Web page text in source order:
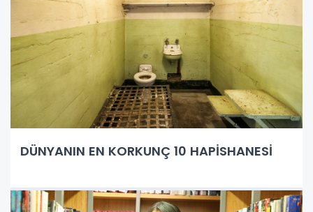
DÜNYANIN EN KORKUNÇ 10 HAPİSHANESİ